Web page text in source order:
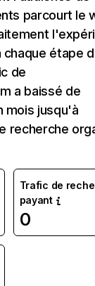
parcourt le
étape
de
a baissé de
mois jusqu'à
recherche
Trafic de
payant
0